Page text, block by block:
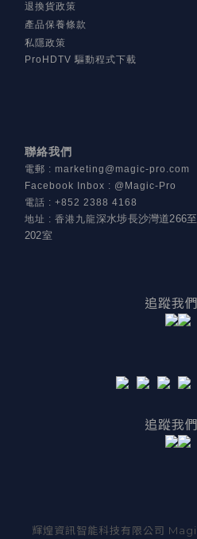
退換貨政策
產品保養條款
私隱政策
ProHDTV 驅動程式下載
聯絡我們
電郵 : marketing@magic-pro.com
Facebook Inbox : @Magic-Pro
電話 : +852 2388 4168
地址 : 香港九龍深水埗長沙灣道266
202室
追蹤我們
追蹤我們
輝煌資訊智能科技有限公司